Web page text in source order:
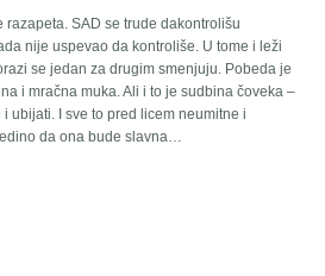
SAD se trude dakontrolišu
nije uspevao da kontroliše. U tome i leži
se jedan za drugim smenjuju. Pobeda je
i mračna muka. Ali i to je sudbina čoveka –
ubijati. I sve to pred licem neumitne i
da ona bude slavna…